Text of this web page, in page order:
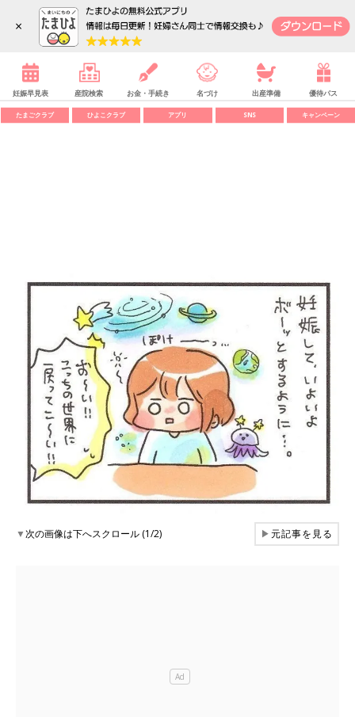
×
妊娠・出産 妊活
妊娠早見表 産院検索 お金・手続き 名づけ 出産準備 優待パス
たまごクラブ ひよこクラブ アプリ SNS キャンペーン
▼次の画像は下へスクロール (1/2) ▶元記事を見る